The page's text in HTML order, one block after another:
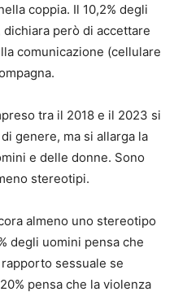
coppia. Il 10,2% degli
però di accettare
comunicazione (cellulare
tra il 2018 e il 2023 si
genere, ma si allarga la
e delle donne. Sono
stereotipi.
almeno uno stereotipo
degli uomini pensa che
sessuale se
pensa che la violenza